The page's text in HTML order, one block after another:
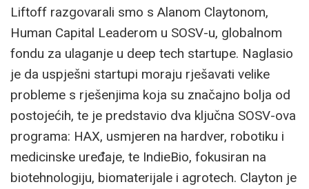
Liftoff razgovarali smo s Alanom Claytonom,
Human Capital Leaderom u SOSV-u, globalnom
fondu za ulaganje u deep tech startupe. Naglasio
je da uspješni startupi moraju rješavati velike
probleme s rješenjima koja su značajno bolja od
postojećih, te je predstavio dva ključna SOSV-ova
programa: HAX, usmjeren na hardver, robotiku i
medicinske uređaje, te IndieBio, fokusiran na
biotehnologiju, biomaterijale i agrotech. Clayton je